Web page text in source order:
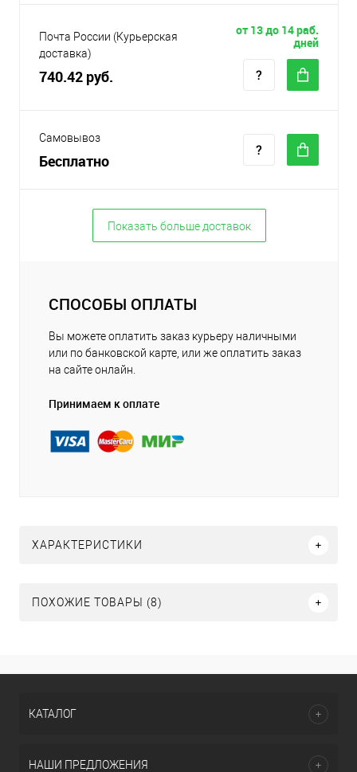
Почта России (Курьерская
доставка)
740.42 руб.
от 13 до 14 раб.
дней
Самовывоз
Бесплатно
Показать больше доставок
СПОСОБЫ ОПЛАТЫ
Вы можете оплатить заказ курьеру наличными
или по банковской карте, или же оплатить заказ
на сайте онлайн.
Принимаем к оплате
ХАРАКТЕРИСТИКИ
ПОХОЖИЕ ТОВАРЫ (8)
КАТАЛОГ
НАШИ ПРЕДЛОЖЕНИЯ